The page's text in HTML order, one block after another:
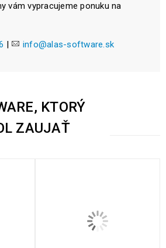
vám vypracujeme ponuku na
| info@alas-software.sk
KTORÝ
ZAUJAŤ